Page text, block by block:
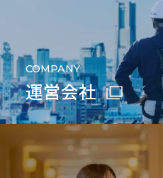
COMPANY
運営会社